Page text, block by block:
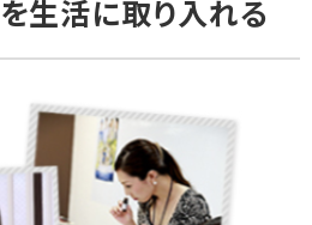
生活に取り入れる